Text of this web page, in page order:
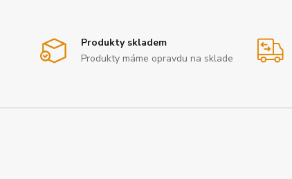
Produkty skladem
Produkty máme opravdu na sklade